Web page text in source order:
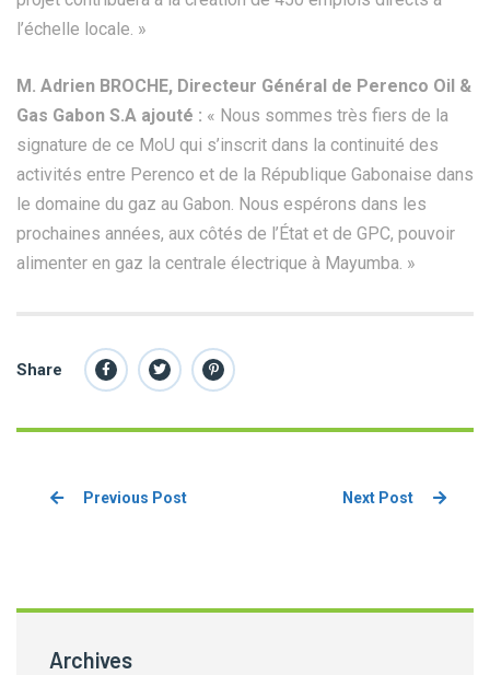
l’échelle locale. »
M. Adrien BROCHE, Directeur Général de Perenco Oil &
Gas Gabon S.A ajouté : « Nous sommes très fiers de la
signature de ce MoU qui s’inscrit dans la continuité des
activités entre Perenco et de la République Gabonaise dans
le domaine du gaz au Gabon. Nous espérons dans les
prochaines années, aux côtés de l’État et de GPC, pouvoir
alimenter en gaz la centrale électrique à Mayumba. »
Share
Previous Post Next Post
Archives